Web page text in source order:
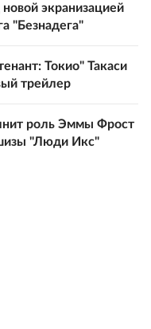
экранизацией
"Безнадега"
Токио" Такаси
трейлер
роль Эммы Фрост
"Люди Икс"